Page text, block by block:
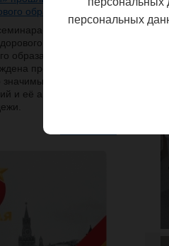
образа жизни
беседы
и
образа жизни»
проблема
и её актуальность
персональных